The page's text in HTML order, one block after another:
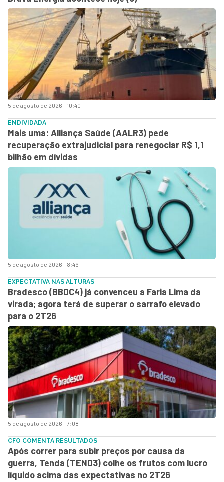
5 de agosto de 2026 - 10:40
5 de agosto de 2026 - 8:46
ENDIVIDADA
Mais uma: Alliança Saúde (AALR3) pede
recuperação extrajudicial para renegociar R$ 1,1
bilhão em dívidas
5 de agosto de 2026 - 7:08
EXPECTATIVA NAS ALTURAS
Bradesco (BBDC4) já convenceu a Faria Lima da
virada; agora terá de superar o sarrafo elevado
para o 2T26
CFO COMENTA RESULTADOS
Após correr para subir preços por causa da
guerra, Tenda (TEND3) colhe os frutos com lucro
líquido acima das expectativas no 2T26